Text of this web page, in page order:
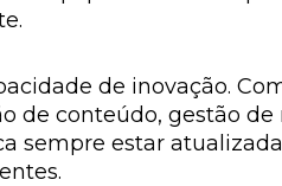
de inovação.
de conteúdo, gestão de
sempre estar